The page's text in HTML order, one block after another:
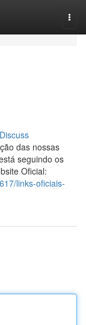
Discuss
das nossas
seguindo os
Oficial:
links-oficiais-